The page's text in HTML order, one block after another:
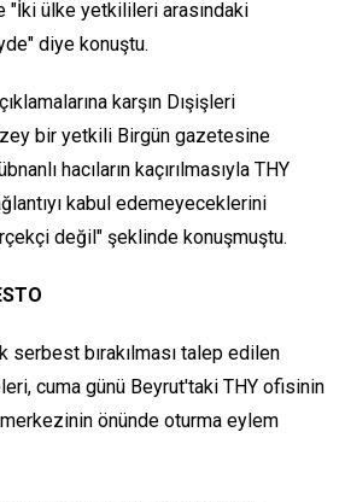
"İki ülke yetkilileri arasındaki
diye konuştu.
karşın Dışişleri
bir yetkili Birgün gazetesine
hacıların kaçırılmasıyla THY
kabul edemeyeceklerini
değil" şeklinde konuşmuştu.
serbest bırakılması talep edilen
cuma günü Beyrut'taki THY ofisinin
önünde oturma eylem